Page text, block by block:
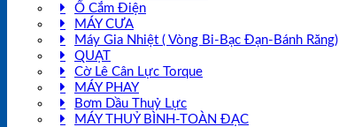
Ổ Cắm Điện
MÁY CƯA
Máy Gia Nhiệt ( Vòng Bi-Bạc Đạn-Bánh Răng)
QUẠT
Cờ Lê Cân Lực Torque
MÁY PHAY
Bơm Dầu Thuỷ Lực
MÁY THUỶ BÌNH-TOÀN ĐẠC